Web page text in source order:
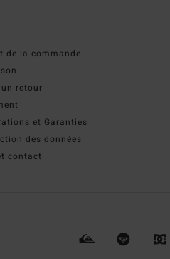
de la commande
retour
et Garanties
des données
contact